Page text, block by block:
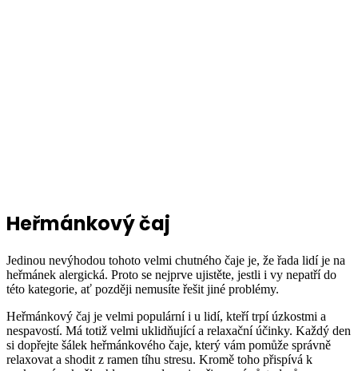
Heřmánkový čaj
Jedinou nevýhodou tohoto velmi chutného čaje je, že řada lidí je na
heřmánek alergická. Proto se nejprve ujistěte, jestli i vy nepatří do
této kategorie, ať později nemusíte řešit jiné problémy.
Heřmánkový čaj je velmi populární i u lidí, kteří trpí úzkostmi a
nespavostí. Má totiž velmi uklidňující a relaxační účinky. Každý den
si dopřejte šálek heřmánkového čaje, který vám pomůže správně
relaxovat a shodit z ramen tíhu stresu. Kromě toho přispívá k